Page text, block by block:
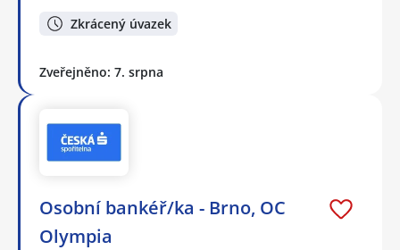
Zkrácený úvazek
Zveřejněno: 7. srpna
Osobní bankéř/ka - Brno, OC
Olympia